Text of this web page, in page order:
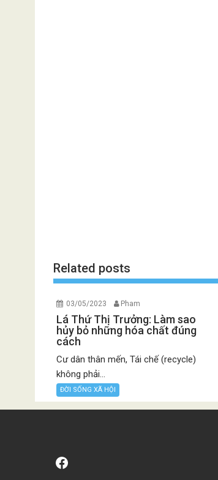
Related posts
03/05/2023 Pham
Lá Thứ Thị Trưởng: Làm sao
hủy bỏ những hóa chất đúng
cách
Cư dân thân mến, Tái chế (recycle)
không phải...
ĐỜI SỐNG XÃ HỘI
Facebook